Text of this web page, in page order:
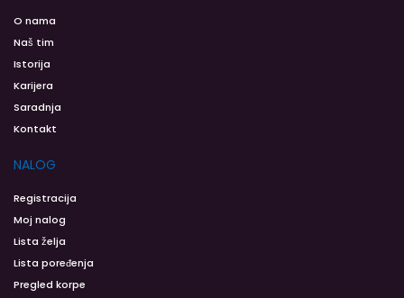
O nama
Naš tim
Istorija
Karijera
Saradnja
Kontakt
NALOG
Registracija
Moj nalog
Lista želja
Lista poređenja
Pregled korpe